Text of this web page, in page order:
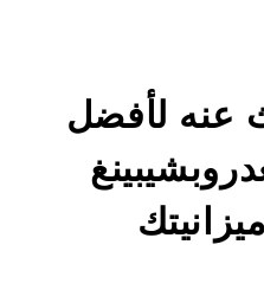
عنه لأفضل
دروبشيبينغ